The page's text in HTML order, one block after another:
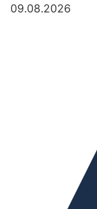
09.08.2026